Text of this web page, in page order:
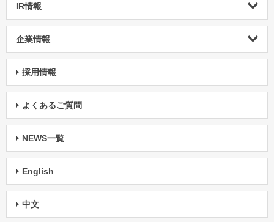
IR情報
企業情報
採用情報
よくあるご質問
NEWS一覧
English
中文